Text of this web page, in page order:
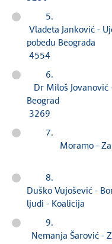
Vladeta Janković -
pobedu
4554
Dr Miloš Jovanović
3269
Moramo - Za
Duško Vujošević -
ljudi -
Nemanja Šarović -